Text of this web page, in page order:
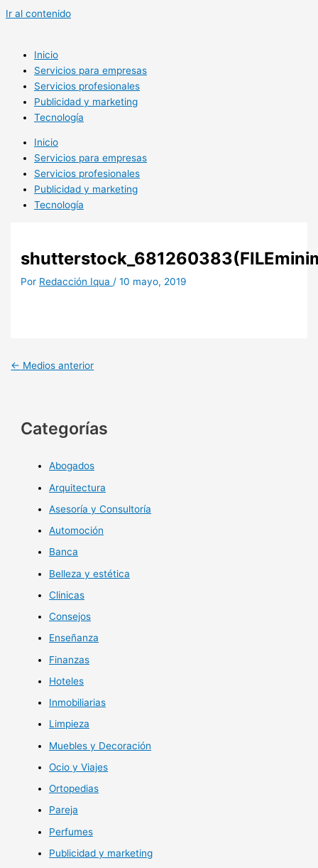
Ir al contenido
Inicio
Servicios para empresas
Servicios profesionales
Publicidad y marketing
Tecnología
Inicio
Servicios para empresas
Servicios profesionales
Publicidad y marketing
Tecnología
Por Redacción Iqua /10 mayo, 2019
← Medios anterior
Categorías
Abogados
Arquitectura
Asesoría y Consultoría
Automoción
Banca
Belleza y estética
Clinicas
Consejos
Enseñanza
Finanzas
Hoteles
Inmobiliarias
Limpieza
Muebles y Decoración
Ocio y Viajes
Ortopedias
Pareja
Perfumes
Publicidad y marketing